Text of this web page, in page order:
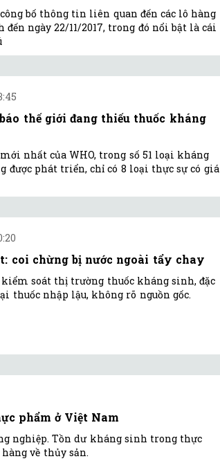
bố thông tin liên quan đến các lô hàng
ngày 22/11/2017, trong đó nổi bật là cái
thế giới đang thiếu thuốc kháng
nhất của WHO, trong số 51 loại kháng
được phát triển, chỉ có 8 loại thực sự có giá
coi chừng bị nước ngoài tẩy chay
kiểm soát thị trường thuốc kháng sinh, đặc
thuốc nhập lậu, không rõ nguồn gốc.
phẩm ở Việt Nam
nghiệp. Tồn dư kháng sinh trong thực
về thủy sản.